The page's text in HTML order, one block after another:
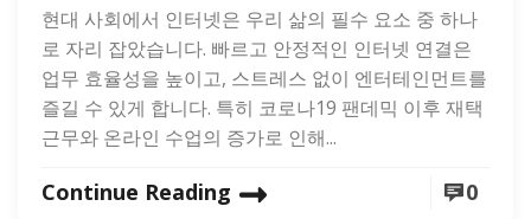
현대 사회에서 인터넷은 우리 삶의 필수 요소 중 하나
로 자리 잡았습니다. 빠르고 안정적인 인터넷 연결은
업무 효율성을 높이고, 스트레스 없이 엔터테인먼트를
즐길 수 있게 합니다. 특히 코로나19 팬데믹 이후 재택
근무와 온라인 수업의 증가로 인해...
Continue Reading 0